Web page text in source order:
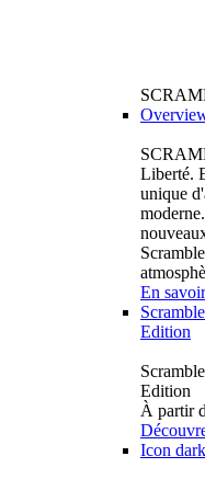
Liberté.
unique
En
Edition
Edition
À partir
Icon dark